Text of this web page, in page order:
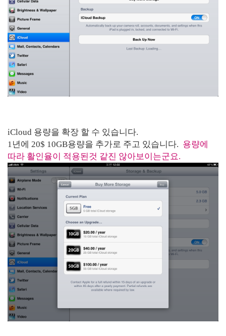
iCloud 용량을 확장 할 수 있습니다.
1년에 20$ 10GB용량을 추가로 주고 있습니다. 용량에
따라 활인율이 적용된것 같진 않아보이는군요.